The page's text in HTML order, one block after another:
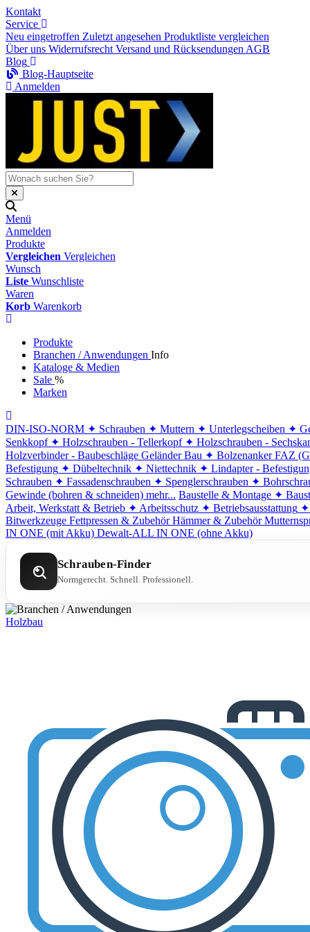
Kontakt
Service
Neu eingetroffen Zuletzt angesehen Produktliste vergleichen
Über uns Widerrufsrecht Versand und Rücksendungen AGB
Blog
Blog-Hauptseite
Anmelden
Menü
Anmelden
Produkte
Vergleichen Vergleichen
Wunsch
Liste Wunschliste
Waren
Korb Warenkorb
Produkte
Branchen / Anwendungen Info
Kataloge & Medien
Sale %
Marken
DIN-ISO-NORM ✦ Schrauben ✦ Muttern ✦ Unterlegscheiben ✦
Senkkopf ✦ Holzschrauben - Tellerkopf ✦ Holzschrauben -
Holzverbinder - Baubeschläge Geländer Bau ✦ Bolzenanker FAZ
Befestigung ✦ Dübeltechnik ✦ Niettechnik ✦ Lindapter -
Schrauben ✦ Fassadenschrauben ✦ Spenglerschrauben ✦
Gewinde (bohren & schneiden) mehr... Baustelle & Montage ✦
Arbeit, Werkstatt & Betrieb ✦ Arbeitsschutz ✦ Betriebsausstattung ✦
Bitwerkzeuge Fettpressen & Zubehör Hämmer & Zubehör
IN ONE (mit Akku) Dewalt-ALL IN ONE (ohne Akku)
Schrauben-Finder
Normgerecht. Schnell. Professionell.
Holzbau